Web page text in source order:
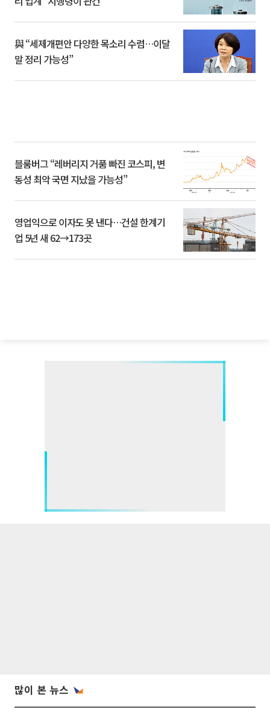
與 “세제개편안 다양한 목소리 수렴…이달
말 정리 가능성”
블룸버그 “레버리지 거품 빠진 코스피, 변
동성 최악 국면 지났을 가능성”
영업익으로 이자도 못 낸다…건설 한계기
업 5년 새 62→173곳
많이 본 뉴스